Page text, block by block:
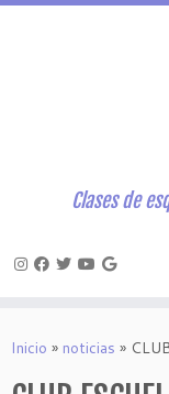
Clases de
Inicio » noticias »